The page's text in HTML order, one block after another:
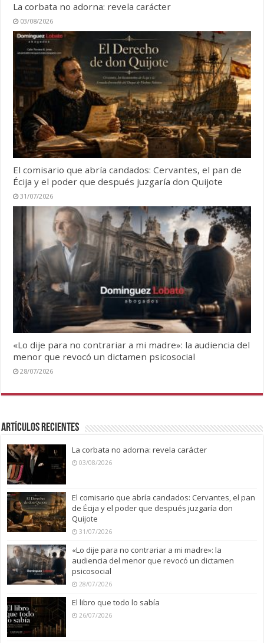
La corbata no adorna: revela carácter
03/08/2026
El comisario que abría candados: Cervantes, el pan de
Écija y el poder que después juzgaría don Quijote
31/07/2026
«Lo dije para no contrariar a mi madre»: la audiencia del
menor que revocó un dictamen psicosocial
28/07/2026
Artículos recientes
La corbata no adorna: revela carácter
03/08/2026
El comisario que abría candados: Cervantes, el pan
de Écija y el poder que después juzgaría don
Quijote
31/07/2026
«Lo dije para no contrariar a mi madre»: la
audiencia del menor que revocó un dictamen
psicosocial
28/07/2026
El libro que todo lo sabía
26/07/2026